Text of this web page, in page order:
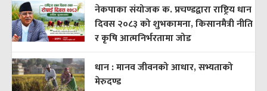
नेकपाका संयोजक क. प्रचण्डद्वारा राष्ट्रिय धान
दिवस २०८३ को शुभकामना, किसानमैत्री नीति
र कृषि आत्मनिर्भरतामा जोड
धान : मानव जीवनको आधार, सभ्यताको
मेरुदण्ड